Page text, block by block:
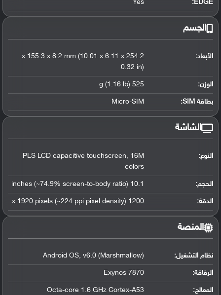
EDGE:
Yes
الجسم
الأبعاد:
254.2 x 155.3 x 8.2 mm (10.01 x 6.11 x
0.32 in)
الوزن: 525 g (1.16 lb)
بطاقة SIM: Micro-SIM
الشاشة
النوع:
PLS LCD capacitive touchscreen, 16M
colors
الحجم: 10.1 inches (~74.9% screen-to-body ratio)
الدقة: 1200 x 1920 pixels (~224 ppi pixel density)
المنصة
نظام التشغيل:
Android OS, v6.0 (Marshmallow)
الرقاقة:
Exynos 7870
المعالج:
Octa-core 1.6 GHz Cortex-A53